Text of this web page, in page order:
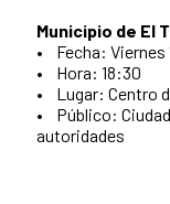
Municipio de El
• Fecha: Viernes
• Hora: 18:30
• Lugar: Centro
• Público:
autoridades